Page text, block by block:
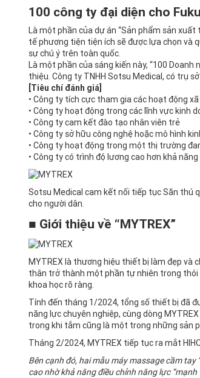
100 công ty đại diện cho
Là một phần của dự án “Sản phẩm sản xuất
tế phương tiện tiện ích sẽ được lựa chọn và
sự chú ý trên toàn quốc.
Là một phần của sáng kiến ​​​​này, “100
thiệu. Công ty TNHH Sotsu Medical, có trụ
[Tiêu chí đánh giá]
• Công ty tích cực tham gia các hoạt động
• Công ty hoạt động trong các lĩnh vực kinh
• Công ty cam kết đào tạo nhân viên trẻ
• Công ty sở hữu công nghệ hoặc mô hình
• Công ty hoạt động trong một thị trường
• Công ty có trình độ lương cao hơn khả
Sotsu Medical cam kết nối tiếp tục Săn thú
cho người dân.
■ Giới thiệu về “MYTREX”
MYTREX là thương hiệu thiết bị làm đẹp và
thân trở thành một phần tự nhiên trong thói
khoa học rõ ràng.
Tính đến tháng 1/2024, tổng số thiết bị đã
năng lực chuyên nghiệp, cùng dòng
trong khi tắm cũng là một trong những sản
Tháng 2/2024, MYTREX tiếp tục ra mắt
Bên cạnh đó, hai mẫu máy massage cầm
cao nhờ khả năng điều chỉnh năng lực